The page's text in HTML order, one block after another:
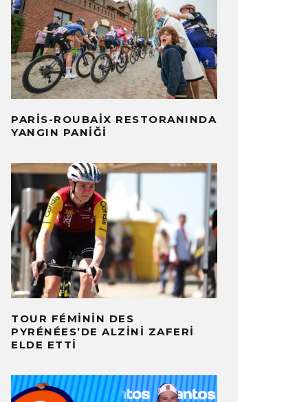
PARIS-ROUBAIX RESTORANINDA
YANGIN PANIĞI
TOUR FÉMININ DES
PYRÉNÉES’DE ALZINI ZAFERI
ELDE ETTI